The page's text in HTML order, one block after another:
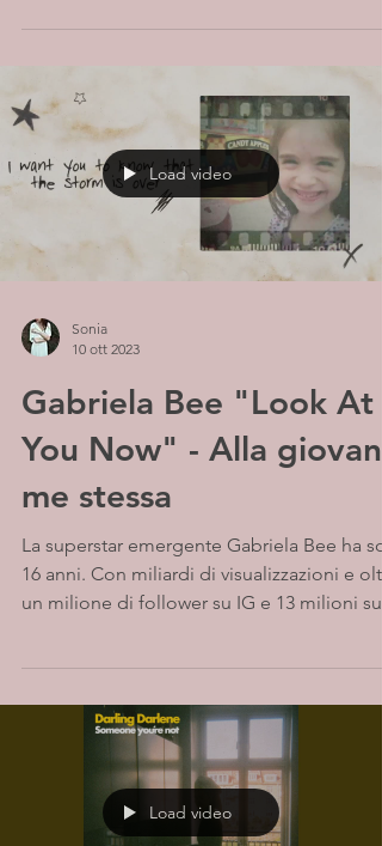
Load video
Sonia
10 ott 2023
Gabriela Bee "Look At
You Now" - Alla giovane
me stessa
La superstar emergente Gabriela Bee ha
16 anni. Con miliardi di visualizzazioni e
un milione di follower su IG e 13 milioni
Load video